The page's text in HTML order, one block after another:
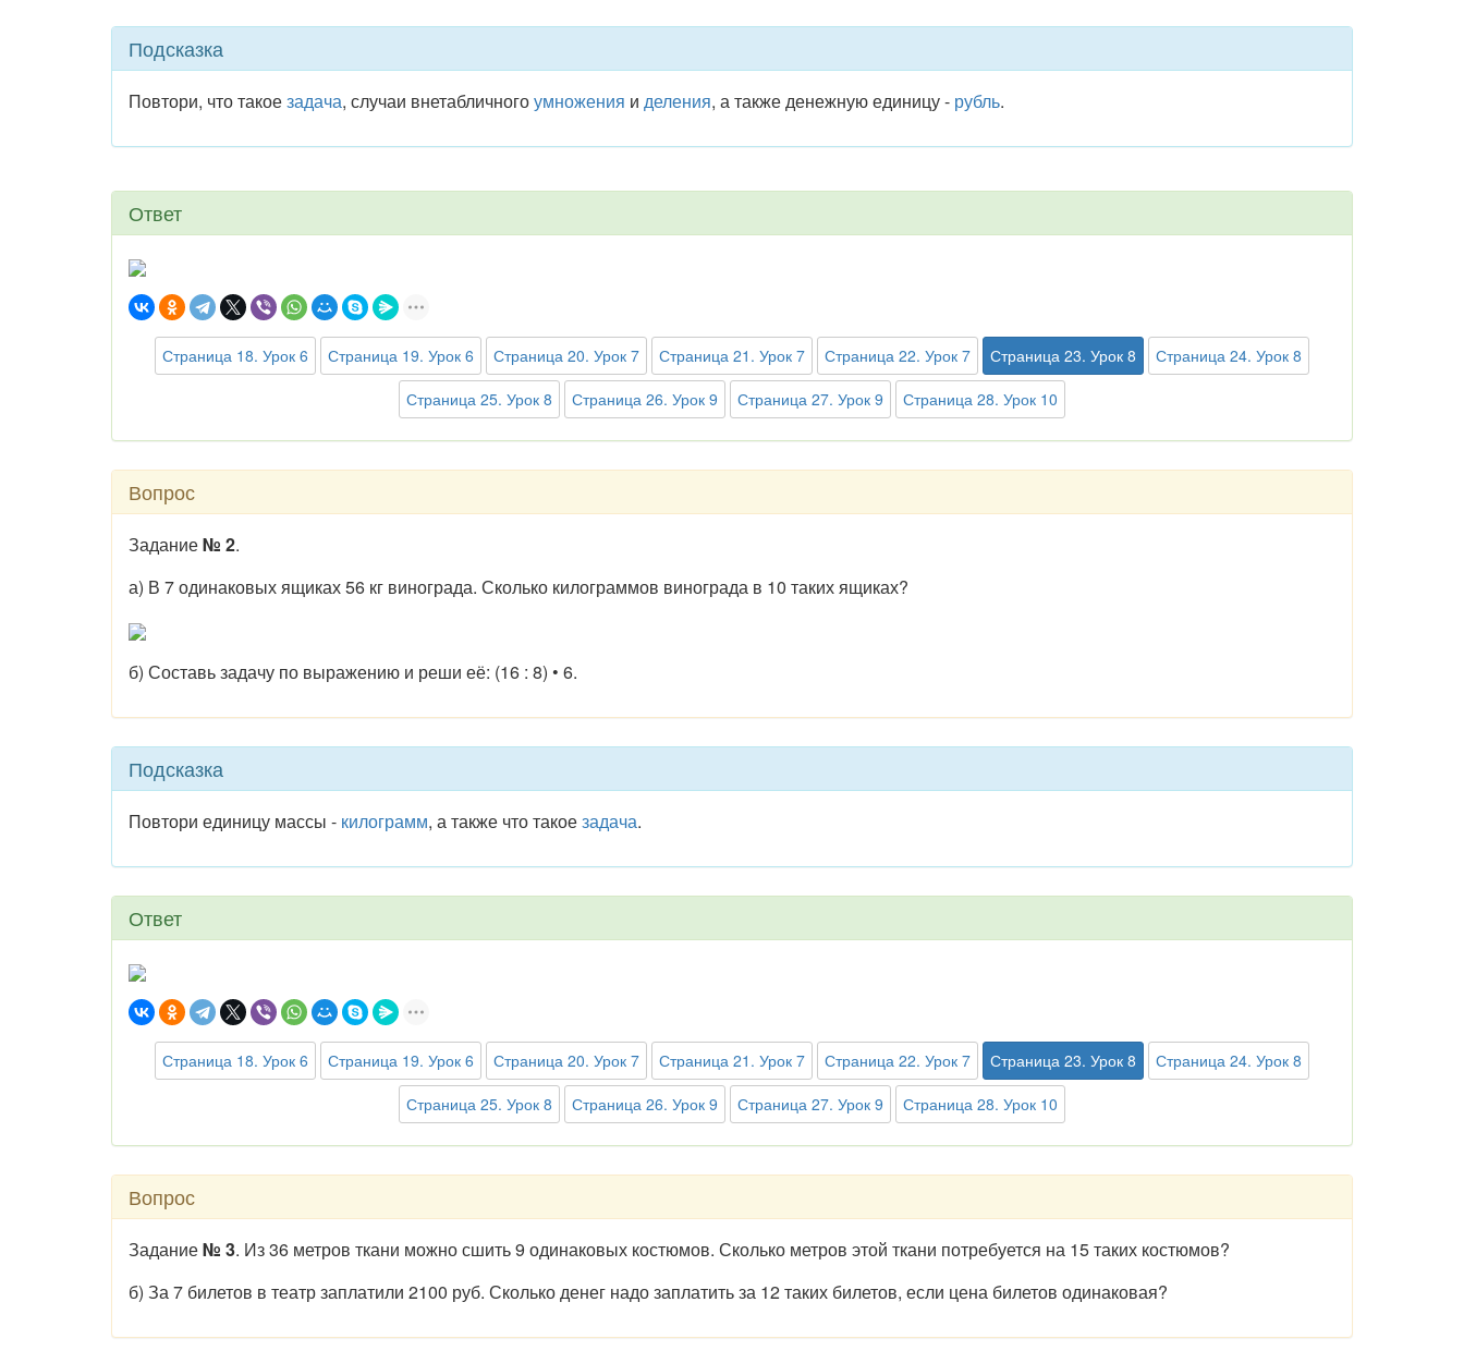
Подсказка
Повтори, что такоезадача, случаи внетабличногоумножения и деления, а также денежную единицу - рубль.
Ответ
Страница 18. Урок 6 Страница 19. Урок 6 Страница 20. Урок 7 Страница 21. Урок 7 Страница 22. Урок 7 Страница 23. Урок 8
Страница 24. Урок 8
Страница 25. Урок 8
Страница 26. Урок 9 Страница 27. Урок 9 Страница 28. Урок 10
Вопрос
Задание№ 2.
а) В 7 одинаковых ящиках 56 кг винограда. Сколько килограммов винограда в 10 таких ящиках?
б) Составь задачу по выражению и реши её: (16 : 8) • 6.
Подсказка
Повтори единицу массы - килограмм, а также что такоезадача.
Ответ
Страница 18. Урок 6 Страница 19. Урок 6 Страница 20. Урок 7 Страница 21. Урок 7 Страница 22. Урок 7 Страница 23. Урок 8
Страница 24. Урок 8
Страница 25. Урок 8
Страница 26. Урок 9 Страница 27. Урок 9 Страница 28. Урок 10
Вопрос
Задание№ 3. Из 36 метров ткани можно сшить 9 одинаковых костюмов. Сколько метров этой ткани потребуется на 15 таких костюмов?
б) За 7 билетов в театр заплатили 2100 руб. Сколько денег надо заплатить за 12 таких билетов, если цена билетов одинаковая?